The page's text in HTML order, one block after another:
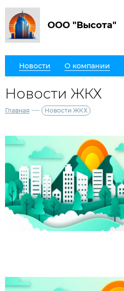
ООО "Высота"
Новости О компании
Новости ЖКХ
Главная — Новости ЖКХ